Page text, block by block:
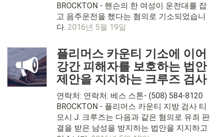
BROCKTON - 핸슨의 한 여성이 운전대를 잡
고 음주운전을 했다는 혐의로 기소되었습니
다. 2016년 5월 19일
플리머스 카운티 기소에 이어
강간 피해자를 보호하는 법안
제안을 지지하는 크루즈 검사
연락처: 연락처: 베스 스톤- (508) 584-8120
BROCKTON - 플리머스 카운티 지방 검사 티
모시 J. 크루즈는 다음과 같은 혐의로 유죄 판
결을 받은 남성을 방지하는 법안을 지지하고